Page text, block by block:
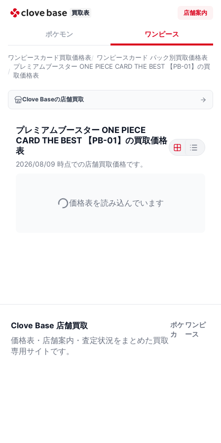
買取表 店舗案内
ポケモン ワンピース
ワンピースカード買取価格表 ワンピースカード パック別買取価格表
プレミアムブースター ONE PIECE CARD THE BEST 【PB-01】の買
取価格表
Clove Baseの店舗買取
プレミアムブースター ONE PIECE
CARD THE BEST 【PB-01】の買取価格
表
2026/08/09 時点での店舗買取価格です。
価格表を読み込んでいます
Clove Base 店舗買取
価格表・店舗案内・査定状況をまとめた買取
専用サイトです。
ポケ
カ
ワンピ
ース